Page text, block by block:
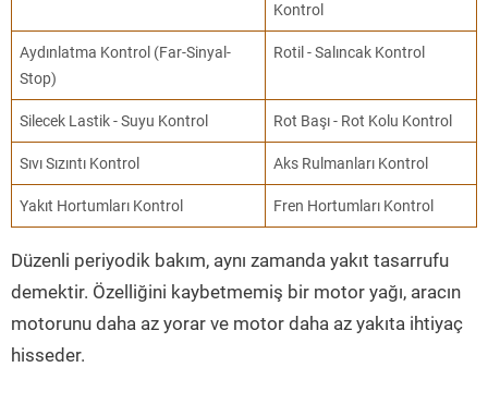
Kontrol
Aydınlatma Kontrol (Far-Sinyal-
Stop)
Rotil - Salıncak Kontrol
Silecek Lastik - Suyu Kontrol Rot Başı - Rot Kolu Kontrol
Sıvı Sızıntı Kontrol Aks Rulmanları Kontrol
Yakıt Hortumları Kontrol Fren Hortumları Kontrol
Düzenli periyodik bakım, aynı zamanda yakıt tasarrufu
demektir. Özelliğini kaybetmemiş bir motor yağı, aracın
motorunu daha az yorar ve motor daha az yakıta ihtiyaç
hisseder.